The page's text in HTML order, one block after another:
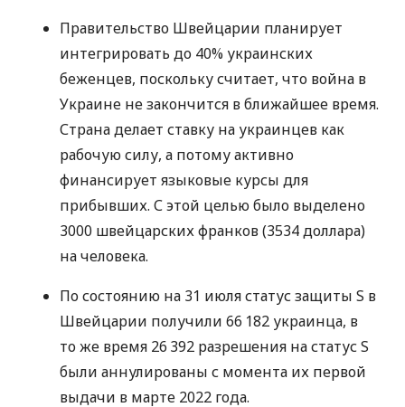
Правительство Швейцарии планирует
интегрировать до 40% украинских
беженцев, поскольку считает, что война в
Украине не закончится в ближайшее время.
Страна делает ставку на украинцев как
рабочую силу, а потому активно
финансирует языковые курсы для
прибывших. С этой целью было выделено
3000 швейцарских франков (3534 доллара)
на человека.
По состоянию на 31 июля статус защиты S в
Швейцарии получили 66 182 украинца, в
то же время 26 392 разрешения на статус S
были аннулированы с момента их первой
выдачи в марте 2022 года.